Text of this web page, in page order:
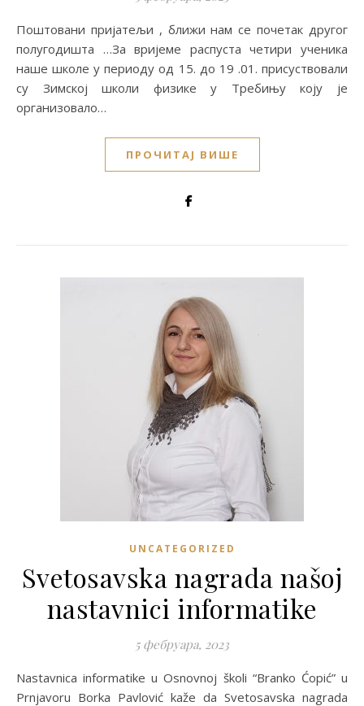
Поштовани пријатељи , ближи нам се почетак другог
полугодишта …За вријеме распуста четири ученика
наше школе у периоду од 15. до 19 .01. присуствовали
су Зимској школи физике у Требињу коју је
организовало…
ПРОЧИТАЈ ВИШЕ
UNCATEGORIZED
Svetosavska nagrada našoj
nastavnici informatike
5 фебруара, 2023
Nastavnica informatike u Osnovnoj školi “Branko Ćopić” u
Prnjavoru Borka Pavlović kaže da Svetosavska nagrada